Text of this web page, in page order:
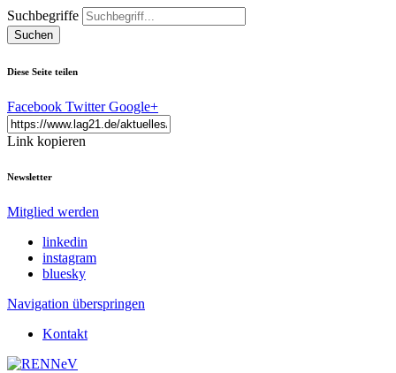
Suchbegriffe
Suchen
Diese Seite teilen
Facebook Twitter Google+
Link kopieren
Newsletter
Mitglied werden
linkedin
instagram
bluesky
Navigation überspringen
Kontakt